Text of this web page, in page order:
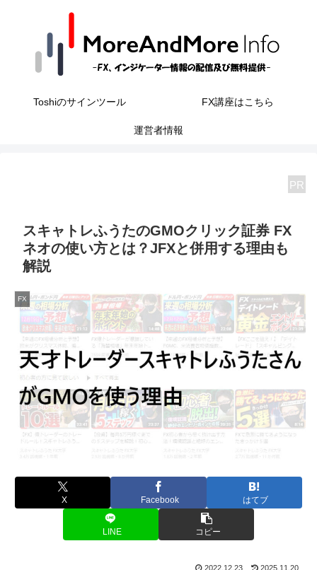
Toshiのサインツール FX講座はこちら
運営者情報
PR
スキャトレふうたのGMOクリック証券 FX
ネオの使い方とは？JFXと併用する理由も
解説
FX
X Facebook はてブ
LINE コピー
2022.12.23 2025.11.20